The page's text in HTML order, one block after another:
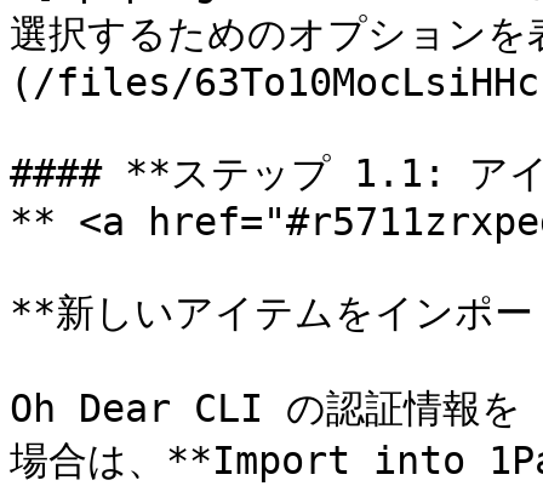
選択するためのオプション
(/files/
#### **ステップ 1.1: アイ
** <a
**新しいアイテムをインポ
Oh Dear CLI の認証情報を
場合は、**Import into